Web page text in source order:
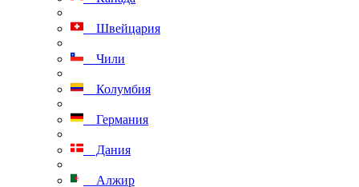
Швейцария
Чили
Колумбия
Германия
Дания
Алжир